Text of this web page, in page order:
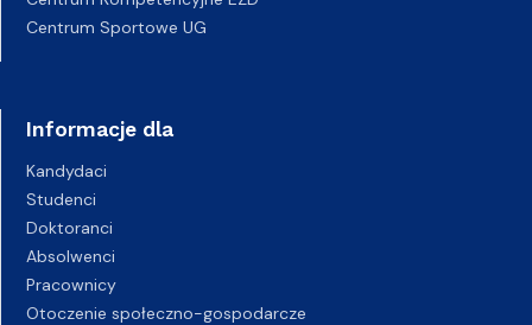
Centrum Sportowe UG
Informacje dla
Kandydaci
Studenci
Doktoranci
Absolwenci
Pracownicy
Otoczenie społeczno-gospodarcze